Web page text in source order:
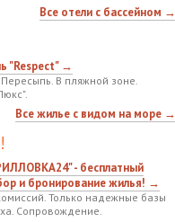
Все отели с бассейном →
"Respect" →
Пересыпь. В пляжной зоне.
Все жилье с видом на море →
- бесплатный
и бронирование жилья! →
Только надежные базы
Сопровождение.